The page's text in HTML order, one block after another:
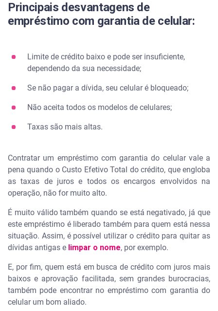
Principais desvantagens de
empréstimo com garantia de celular:
Limite de crédito baixo e pode ser insuficiente,
dependendo da sua necessidade;
Se não pagar a dívida, seu celular é bloqueado;
Não aceita todos os modelos de celulares;
Taxas são mais altas.
Contratar um empréstimo com garantia do celular vale a
pena quando o Custo Efetivo Total do crédito, que engloba
as taxas de juros e todos os encargos envolvidos na
operação, não for muito alto.
É muito válido também quando se está negativado, já que
este empréstimo é liberado também para quem está nessa
situação. Assim, é possível utilizar o crédito para quitar as
dívidas antigas e limpar o nome, por exemplo.
E, por fim, quem está em busca de crédito com juros mais
baixos e aprovação facilitada, sem grandes burocracias,
também pode encontrar no empréstimo com garantia do
celular um bom aliado.